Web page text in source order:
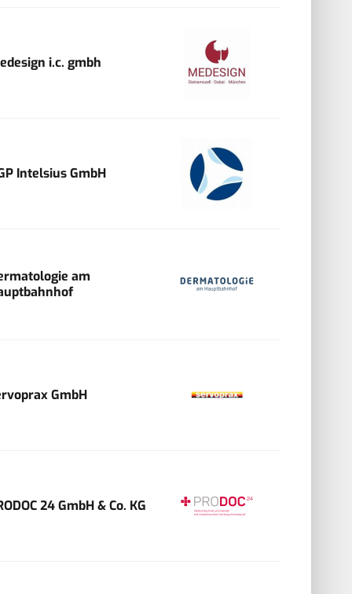
i.c. gmbh
Intelsius GmbH
am
GmbH
24 GmbH & Co. KG